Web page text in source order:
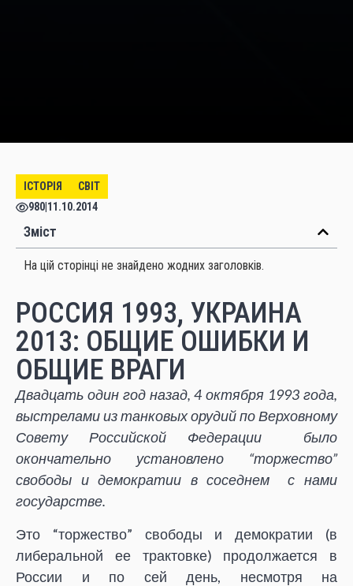
ІСТОРІЯ
СВІТ
980 11.10.2014
Зміст
На цій сторінці не знайдено жодних заголовків.
РОССИЯ 1993, УКРАИНА
2013: ОБЩИЕ ОШИБКИ И
ОБЩИЕ ВРАГИ
Двадцать один год назад, 4 октября 1993 года,
выстрелами из танковых орудий по Верховному
Совету Российской Федерации было
окончательно установлено “торжество”
свободы и демократии в соседнем с нами
государстве.
Это “торжество” свободы и демократии (в
либеральной ее трактовке) продолжается в
России и по сей день, несмотря на